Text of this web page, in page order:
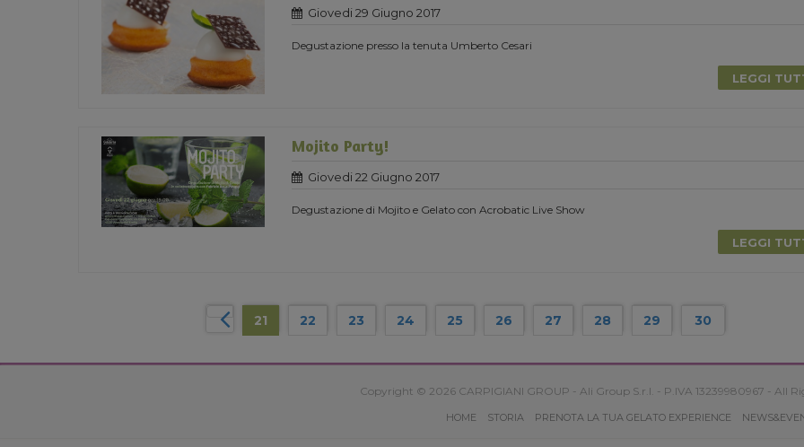
Giovedi 29 Giugno 2017
Degustazione presso la tenuta Umberto Cesari
LEGGI
Mojito Party!
Giovedi 22 Giugno 2017
Degustazione di Mojito e Gelato con Acrobatic Live Show
LEGGI
21 22 23 24 25 26 27 28 29 30
Copyright © 2026 CARPIGIANI GROUP - Ali Group S.r.l. - P.IVA 13239980967 - All
HOME STORIA PRENOTA LA TUA GELATO EXPERIENCE